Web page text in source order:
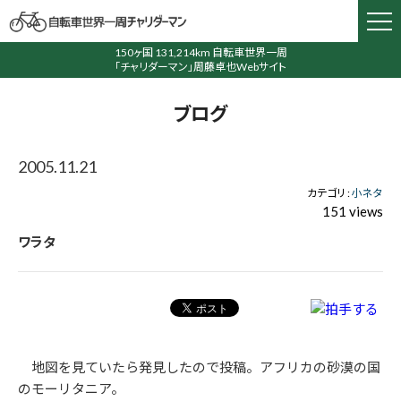
150ヶ国 131,214km 自転車世界一周
「チャリダーマン」周藤卓也Webサイト
ブログ
2005.11.21
カテゴリ :小ネタ
151 views
ワラタ
地図を見ていたら発見したので投稿。アフリカの砂漠の国
のモーリタニア。